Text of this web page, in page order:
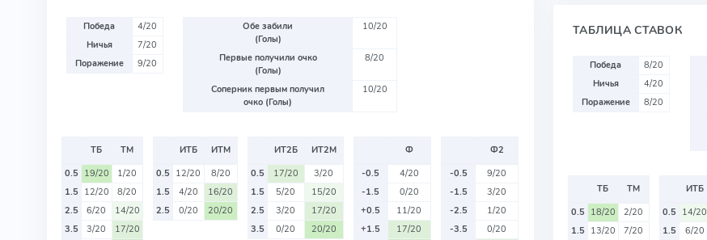
Победа
4/20
Ничья
7/20
Поражение
9/20
Обе забили
(Голы)
10/20
Первые получили очко
(Голы)
8/20
Соперник первым получил
очко (Голы)
10/20
ТБ
ТМ
0.5 19/20
1/20
1.5 12/20
8/20
2.5
6/20
14/20
3.5
3/20
17/20
ИТБ
ИТМ
0.5 12/20
8/20
1.5
4/20
16/20
2.5
0/20 20/20
ИТ2Б
ИТ2М
0.5
17/20
3/20
1.5
5/20
15/20
2.5
3/20
17/20
3.5
0/20 20/20
Ф
-0.5
4/20
-1.5
0/20
+0.5
11/20
+1.5
17/20
Ф2
-0.5
9/20
-1.5
3/20
-2.5
1/20
-3.5
0/20
ТАБЛИЦА СТАВОК
Победа
8/20
Ничья
4/20
Поражение
8/20
ТБ
ТМ
0.5 18/20
2/20
1.5 13/20
7/20
ИТБ
0.5 14/20
1.5
6/20